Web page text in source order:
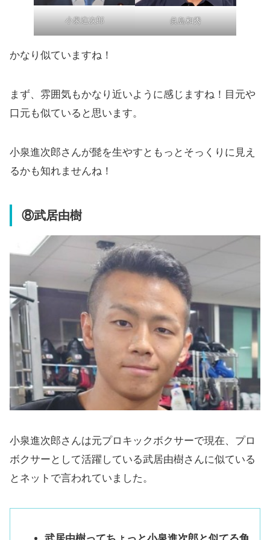
小泉進次郎 眞島和秀
かなり似ていますね！
まず、雰囲気もかなり近いように感じますね！目元や
口元も似ていると思います。
小泉進次郎さんが髭を生やすともっとそっくりに見え
るかも知れませんね！
⑧武居由樹
小泉進次郎さんは元プロキックボクサーで現在、プロ
ボクサーとして活躍している武居由樹さんに似ている
とネットで言われていました。